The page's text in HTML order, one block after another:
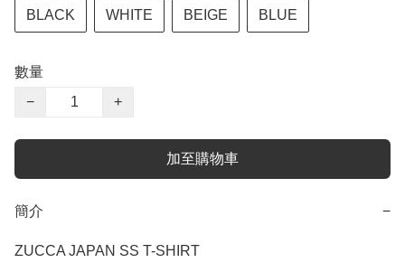
BLACK WHITE BEIGE BLUE
數量
−
+
加至購物車
簡介 −
ZUCCA JAPAN SS T-SHIRT